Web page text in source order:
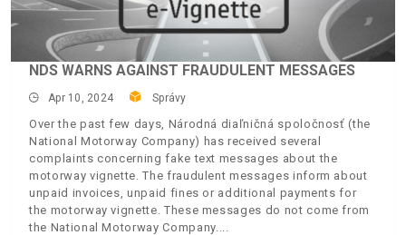
NDS WARNS AGAINST FRAUDULENT MESSAGES
Apr 10, 2024 Správy
Over the past few days, Národná diaľničná spoločnosť (the
National Motorway Company) has received several
complaints concerning fake text messages about the
motorway vignette. The fraudulent messages inform about
unpaid invoices, unpaid fines or additional payments for
the motorway vignette. These messages do not come from
the National Motorway Company.